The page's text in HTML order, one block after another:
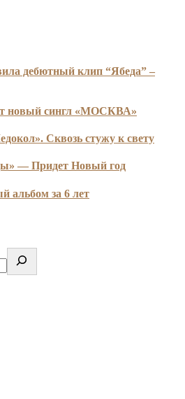
дебютный клип “Ябеда” –
новый сингл «МОСКВА»
Сквозь стужу к свету
— Придет Новый год
альбом за 6 лет